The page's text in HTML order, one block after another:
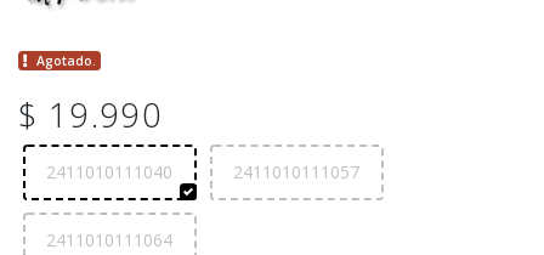
Agotado.
$ 19.990
2411010111040 2411010111057
2411010111064